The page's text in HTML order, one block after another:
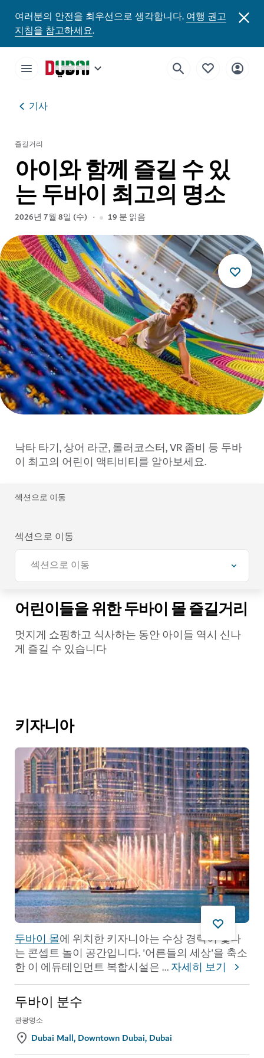
여러분의 안전을 최우선으로 생각합니다.여행 권고
지침을 참고하세요.
기사
즐길거리
아이와 함께 즐길 수 있
는 두바이 최고의 명소
2026년 7월 8일 (수) 19 분 읽음
낙타 타기, 상어 라군, 롤러코스터, VR 좀비 등 두바
이 최고의 어린이 액티비티를 알아보세요.
섹션으로 이동
섹션으로 이동
섹션으로 이동
어린이들을 위한 두바이 몰 즐길거리
멋지게 쇼핑하고 식사하는 동안 아이들 역시 신나
게 즐길 수 있습니다
키자니아
두바이 몰에 위치한 키자니아는 수상 경력이 빛나
는 콘셉트 놀이 공간입니다. '어른들의 세상'을 축소
한 이 에듀테인먼트 복합시설은...자세히 보기
두바이 분수
관광명소
Dubai Mall, Downtown Dubai, Dubai